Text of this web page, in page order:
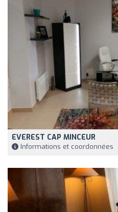
EVEREST CAP MINCEUR
Informations et coordonnées